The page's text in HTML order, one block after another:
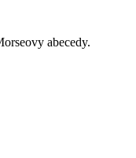
abecedy.